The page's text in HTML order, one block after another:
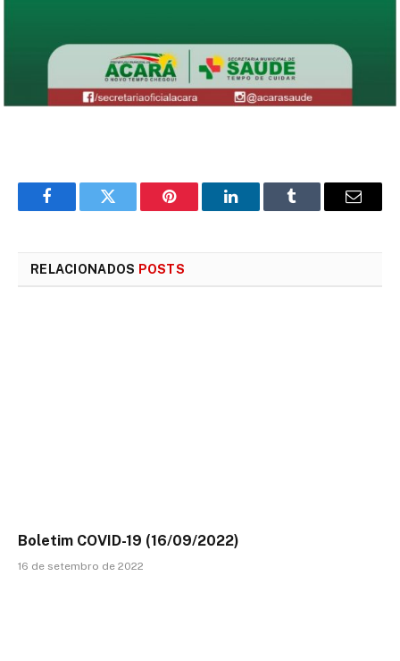
FacebookTwitter Pinterest LinkedInTumblr
E-
RELACIONADOS POSTS
Boletim COVID-19 (16/09/2022)
16 de setembro de 2022